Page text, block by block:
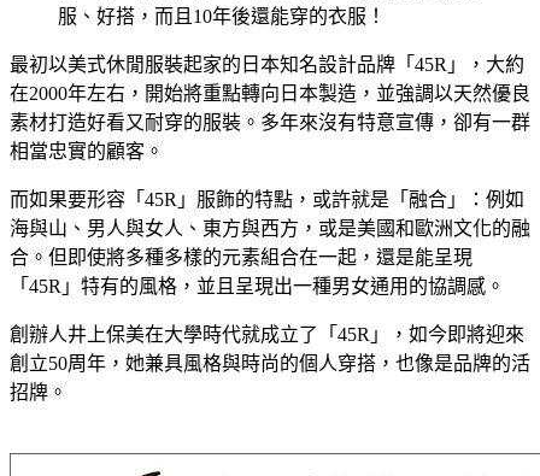
服、好搭，而且10年後還能穿的衣服！
最初以美式休閒服裝起家的日本知名設計品牌「45R」，大約
在2000年左右，開始將重點轉向日本製造，並強調以天然優良
素材打造好看又耐穿的服裝。多年來沒有特意宣傳，卻有一群
相當忠實的顧客。
而如果要形容「45R」服飾的特點，或許就是「融合」：例如
海與山、男人與女人、東方與西方，或是美國和歐洲文化的融
合。但即使將多種多樣的元素組合在一起，還是能呈現
「45R」特有的風格，並且呈現出一種男女通用的協調感。
創辦人井上保美在大學時代就成立了「45R」，如今即將迎來
創立50周年，她兼具風格與時尚的個人穿搭，也像是品牌的活
招牌。